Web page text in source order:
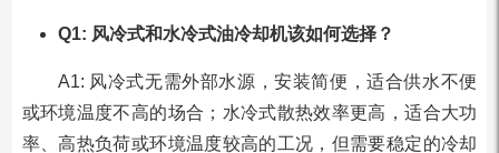
Q1: 风冷式和水冷式油冷却机该如何选择？
A1: 风冷式无需外部水源，安装简便，适合供水不便
或环境温度不高的场合；水冷式散热效率更高，适合大功
率、高热负荷或环境温度较高的工况，但需要稳定的冷却